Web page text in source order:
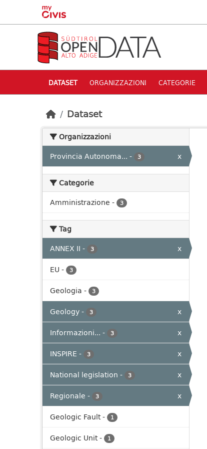
Skip to main content
DATASET ORGANIZZAZIONI CATEGORIE
Dataset
Organizzazioni
Provincia Autonoma... - 3 x
Categorie
Amministrazione - 3
Tag
ANNEX II - 3
x
EU - 3
Geologia - 3
Geology- 3
x
Informazioni... - 3
x
INSPIRE - 3
x
National legislation - 3
x
Regionale - 3
x
Geologic Fault- 1
Geologic Unit- 1